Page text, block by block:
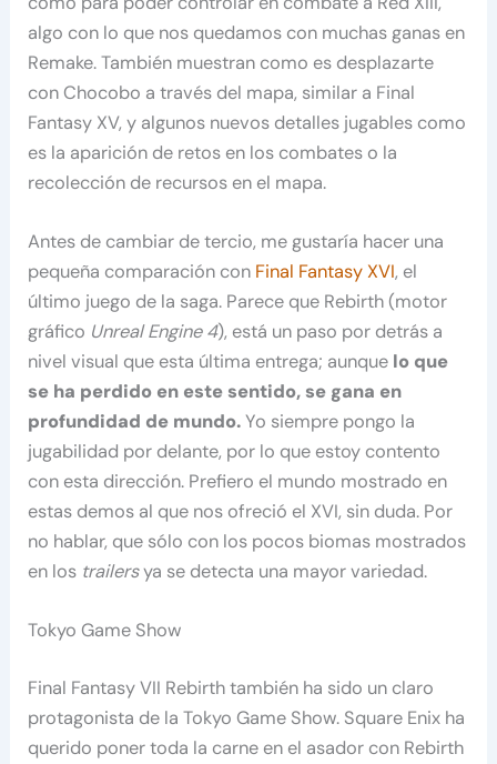
algo con lo que nos quedamos con muchas ganas en
Remake. También muestran como es desplazarte
con Chocobo a través del mapa, similar a Final
Fantasy XV, y algunos nuevos detalles jugables como
es la aparición de retos en los combates o la
recolección de recursos en el mapa.
Antes de cambiar de tercio, me gustaría hacer una
pequeña comparación con Final Fantasy XVI, el
último juego de la saga. Parece que Rebirth (motor
gráfico Unreal Engine 4), está un paso por detrás a
nivel visual que esta última entrega; aunque lo que
se ha perdido en este sentido, se gana en
profundidad de mundo.Yo siempre pongo la
jugabilidad por delante, por lo que estoy contento
con esta dirección. Prefiero el mundo mostrado en
estas demos al que nos ofreció el XVI, sin duda. Por
no hablar, que sólo con los pocos biomas mostrados
en los trailersya se detecta una mayor variedad.
Tokyo Game Show
Final Fantasy VII Rebirth también ha sido un claro
protagonista de la Tokyo Game Show. Square Enix ha
querido poner toda la carne en el asador con Rebirth